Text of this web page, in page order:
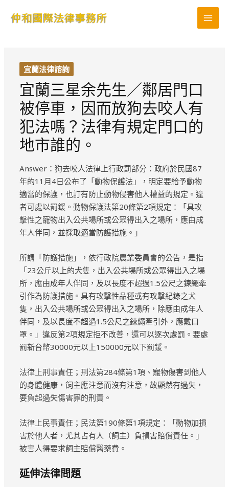
宜蘭法律諮詢
宜蘭三星余先生／鄰居門口
被停車，因而放狗去咬人有
犯法嗎？法律有規定門口的
地市誰的。
Answer：狗去咬人法律上行政罰部分：政府於民國87
年的11月4日公布了「動物保護法」，明定要給予動物
適當的保護，也訂有防止動物侵害他人權益的規定。違
者可處以罰鍰。動物保護法第20條第2項規定：「具攻
擊性之寵物出入公共場所或公眾得出入之場所，應由成
年人伴同，並採取適當防護措施。」
所謂「防護措施」，依行政院農業委員會的公告，是指
「23公斤以上的犬隻，出入公共場所或公眾得出入之場
所，應由成年人伴同，及以長度不超過1.5公尺之鍊繩牽
引作為防護措施。具有攻擊性品種或有攻擊紀錄之犬
隻，出入公共場所或公眾得出入之場所，除應由成年人
伴同，及以長度不超過1.5公尺之鍊繩牽引外，應戴口
罩。」違反第2項規定拒不改善，還可以逐次處罰。要處
罰新台幣30000元以上150000元以下罰鍰。
法律上刑事責任；刑法第284條第1項、寵物傷害到他人
的身體健康，飼主應注意而沒有注意，故顯然有過失，
要負起過失傷害罪的刑責。
法律上民事責任；民法第190條第1項規定：「動物加損
害於他人者，尤其占有人（飼主）負損害賠償責任。」
被害人得要求飼主賠償醫藥費。
延伸法律問題